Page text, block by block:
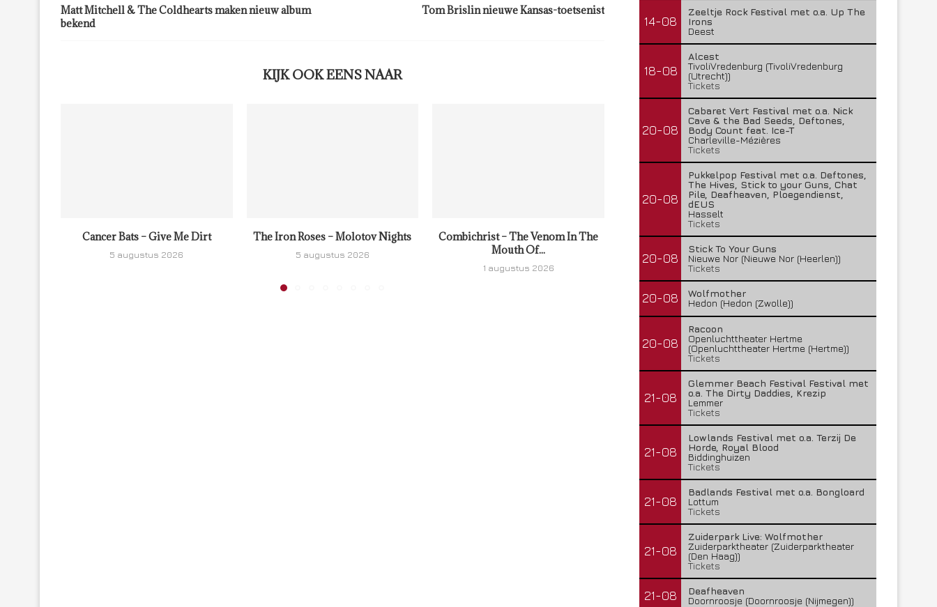
Matt Mitchell & The Coldhearts maken nieuw album
bekend
Tom Brislin nieuwe Kansas-toetsenist
KIJK OOK EENS NAAR
Cancer Bats – Give Me Dirt
5 augustus 2026
The Iron Roses – Molotov Nights
5 augustus 2026
Combichrist – The Venom In The
Mouth Of...
1 augustus 2026
Lunatic Soul – Transition II
29 juli 2026
Boneripper – Radiant In
14-08
Zeeltje Rock Festival met o.a. Up The
Irons
Deest
18-08
Alcest
TivoliVredenburg (TivoliVredenburg
(Utrecht))
Tickets
20-08
Cabaret Vert Festival met o.a. Nick
Cave & the Bad Seeds, Deftones,
Body Count feat. Ice-T
Charleville-Mézières
Tickets
20-08
Pukkelpop Festival met o.a. Deftones,
The Hives, Stick to your Guns, Chat
Pile, Deafheaven, Ploegendienst,
dEUS
Hasselt
Tickets
20-08
Stick To Your Guns
Nieuwe Nor (Nieuwe Nor (Heerlen))
Tickets
20-08
Wolfmother
Hedon (Hedon (Zwolle))
20-08
Racoon
Openluchttheater Hertme
(Openluchttheater Hertme (Hertme))
Tickets
21-08
Glemmer Beach Festival Festival met
o.a. The Dirty Daddies, Krezip
Lemmer
Tickets
21-08
Lowlands Festival met o.a. Terzij De
Horde, Royal Blood
Biddinghuizen
Tickets
21-08
Badlands Festival met o.a. Bongloard
Lottum
Tickets
21-08
Zuiderpark Live: Wolfmother
Zuiderparktheater (Zuiderparktheater
(Den Haag))
Tickets
21-08
Deafheaven
Doornroosje (Doornroosje (Nijmegen))